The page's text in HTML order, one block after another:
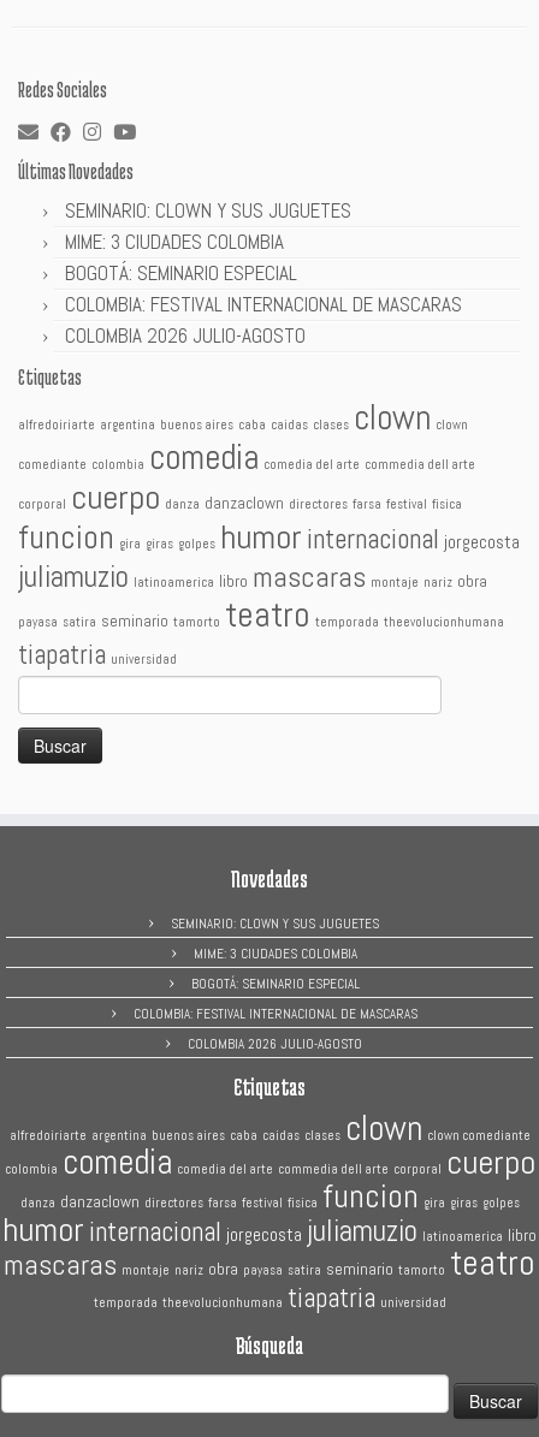
Redes Sociales
Últimas Novedades
SEMINARIO: CLOWN Y SUS JUGUETES
MIME: 3 CIUDADES COLOMBIA
BOGOTÁ: SEMINARIO ESPECIAL
COLOMBIA: FESTIVAL INTERNACIONAL DE MASCARAS
COLOMBIA 2026 JULIO-AGOSTO
Etiquetas
alfredoiriarte argentina buenos aires caba caidas clases clown clown
comediante colombia comedia comedia del arte commedia dell arte
corporal cuerpo danza danzaclown directores farsa festival fisica
funcion gira giras golpes humor internacional jorgecosta
juliamuzio latinoamerica libro mascaras montaje nariz obra
payasa satira seminario tamorto teatro temporada theevolucionhumana
tiapatria universidad
Novedades
SEMINARIO: CLOWN Y SUS JUGUETES
MIME: 3 CIUDADES COLOMBIA
BOGOTÁ: SEMINARIO ESPECIAL
COLOMBIA: FESTIVAL INTERNACIONAL DE MASCARAS
COLOMBIA 2026 JULIO-AGOSTO
Etiquetas
alfredoiriarte argentina buenos aires caba caidas clases clown clown comediante
colombia comedia comedia del arte commedia dell arte corporal cuerpo
danza danzaclown directores farsa festival fisica funcion gira giras golpes
humor internacional jorgecosta juliamuzio latinoamerica libro
mascaras montaje nariz obra payasa satira seminario tamorto teatro
temporada theevolucionhumana tiapatria universidad
Búsqueda